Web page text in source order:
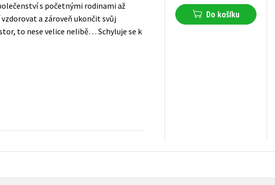
styl
s početnými rodinami až
a zároveň ukončit svůj
to nese velice nelibě… Schyluje se k
Do košíku